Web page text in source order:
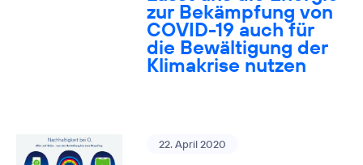
zur Bekämpfung von
COVID-19 auch für
die Bewältigung der
Klimakrise nutzen
22. April 2020